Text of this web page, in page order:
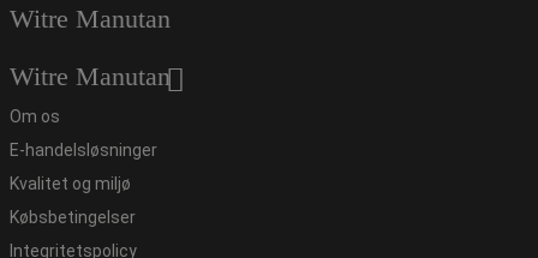
Witre Manutan
Witre Manutan
Om os
E-handelsløsninger
Kvalitet og miljø
Købsbetingelser
Integritetspolicy